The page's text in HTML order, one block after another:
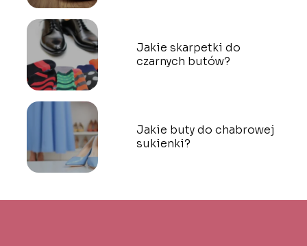
Jakie skarpetki do
czarnych butów?
Jakie buty do chabrowej
sukienki?